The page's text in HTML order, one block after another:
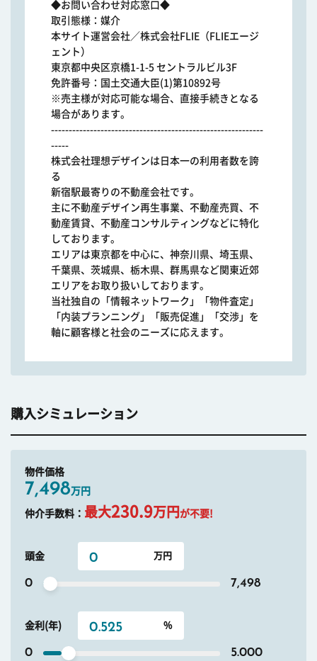
◆お問い合わせ対応窓口◆
取引態様：媒介
本サイト運営会社／株式会社FLIE（FLIEエージ
ェント）
東京都中央区京橋1-1-5 セントラルビル3F
免許番号：国土交通大臣(1)第10892号
※売主様が対応可能な場合、直接手続きとなる
場合があります。
------------------------------------------------------------
-----
株式会社理想デザインは日本一の利用者数を誇
る
新宿駅最寄りの不動産会社です。
主に不動産デザイン再生事業、不動産売買、不
動産賃貸、不動産コンサルティングなどに特化
しております。
エリアは東京都を中心に、神奈川県、埼玉県、
千葉県、茨城県、栃木県、群馬県など関東近郊
エリアをお取り扱いしております。
当社独自の「情報ネットワーク」「物件査定」
「内装プランニング」「販売促進」「交渉」を
軸に顧客様と社会のニーズに応えます。
購入シミュレーション
物件価格
7,498万円
仲介手数料： 最大230.9万円 が不要!
頭金
0 7,498
金利(年)
0 5.000